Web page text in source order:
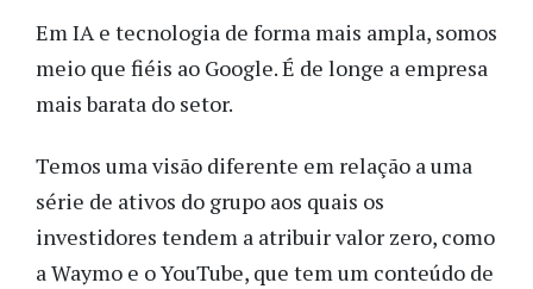
Em IA e tecnologia de forma mais ampla, somos
meio que fiéis ao Google. É de longe a empresa
mais barata do setor.
Temos uma visão diferente em relação a uma
série de ativos do grupo aos quais os
investidores tendem a atribuir valor zero, como
a Waymo e o YouTube, que tem um conteúdo de